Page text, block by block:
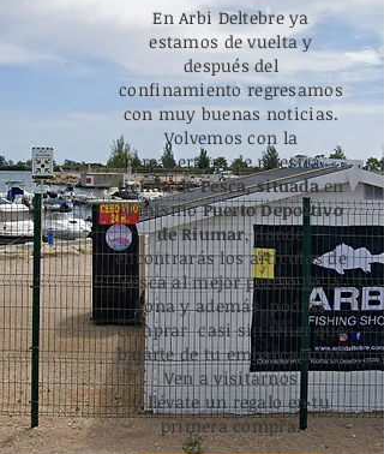
En Arbi Deltebre ya
estamos de vuelta y
después del
confinamiento regresamos
con muy buenas noticias.
Volvemos con la
reapertura de nuestra
tienda de Pesca, situadaen
el mismoPuerto Deportivo
de Riumar, donde
encontrarás los artículos de
pesca al mejor precio de la
zona y además, podrás
comprar casi sin tener que
bajarte de tu embarcación!!
Ven a visitarnos
y llévate un regalo en tu
primera compra.